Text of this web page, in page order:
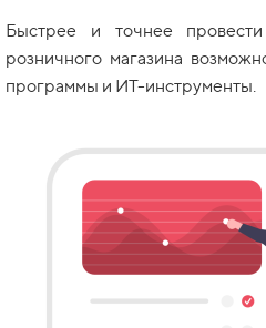
Быстрее и точнее провести
розничного магазина
программы и ИТ-инструменты.